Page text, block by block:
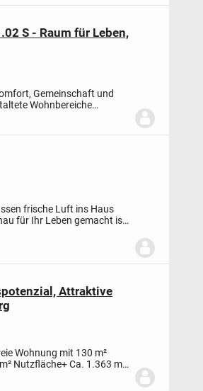
S - Raum für Leben,
Gemeinschaft und
Wohnbereiche
frische Luft ins Haus
für Ihr Leben gemacht ist.
Attraktive
Wohnung mit 130 m²
Nutzfläche+ Ca. 1.363 m²